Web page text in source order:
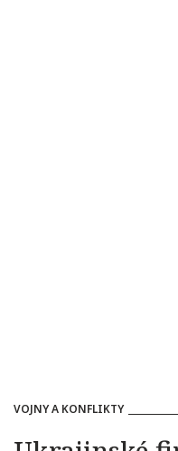
VOJNY A KONFLIKTY